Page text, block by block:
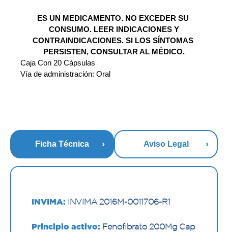
ES UN MEDICAMENTO. NO EXCEDER SU
CONSUMO. LEER INDICACIONES Y
CONTRAINDICACIONES. SI LOS SÍNTOMAS
PERSISTEN, CONSULTAR AL MÉDICO.
Caja Con 20 Cápsulas
Vía de administración: Oral
Ficha Técnica Aviso Legal
INVIMA: INVIMA 2016M-0011706-R1
Principio activo: Fenofibrato 200Mg Cap